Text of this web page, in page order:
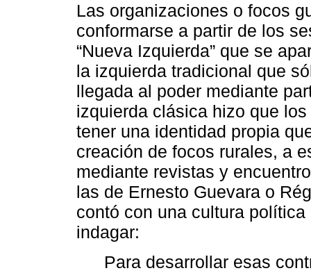
Las organizaciones o focos
conformarse a partir de los
“Nueva Izquierda” que se
la izquierda tradicional que
llegada al poder mediante
izquierda clásica hizo que
tener una identidad propia
creación de focos rurales, a
mediante revistas y
las de Ernesto Guevara o
contó con una cultura
indagar:
Para desarrollar esas